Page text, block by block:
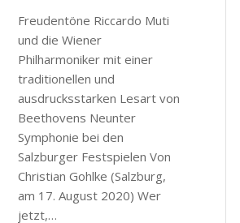
Freudentöne Riccardo Muti
und die Wiener
Philharmoniker mit einer
traditionellen und
ausdrucksstarken Lesart von
Beethovens Neunter
Symphonie bei den
Salzburger Festspielen Von
Christian Gohlke (Salzburg,
am 17. August 2020) Wer
jetzt,…